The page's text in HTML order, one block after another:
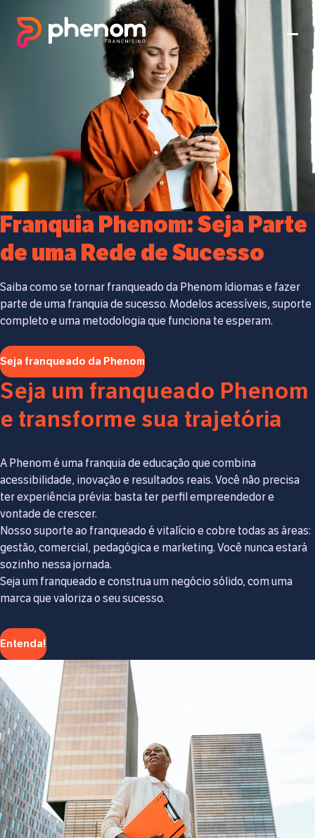
Franquia Phenom: Seja Parte
de uma Rede de Sucesso
Saiba como se tornar franqueado da Phenom Idiomas e fazer
parte de uma franquia de sucesso. Modelos acessíveis, suporte
completo e uma metodologia que funciona te esperam.
Seja franqueado da Phenom
Seja um franqueado Phenom
e transforme sua trajetória
A Phenom é uma franquia de educação que combina
acessibilidade, inovação e resultados reais. Você não precisa
ter experiência prévia: basta ter perfil empreendedor e
vontade de crescer.
Nosso suporte ao franqueado é vitalício e cobre todas as áreas:
gestão, comercial, pedagógica e marketing. Você nunca estará
sozinho nessa jornada.
Seja um franqueado e construa um negócio sólido, com uma
marca que valoriza o seu sucesso.
Entenda!